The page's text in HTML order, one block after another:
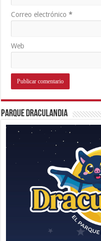
Correo electrónico*
Web
Parque Draculandia